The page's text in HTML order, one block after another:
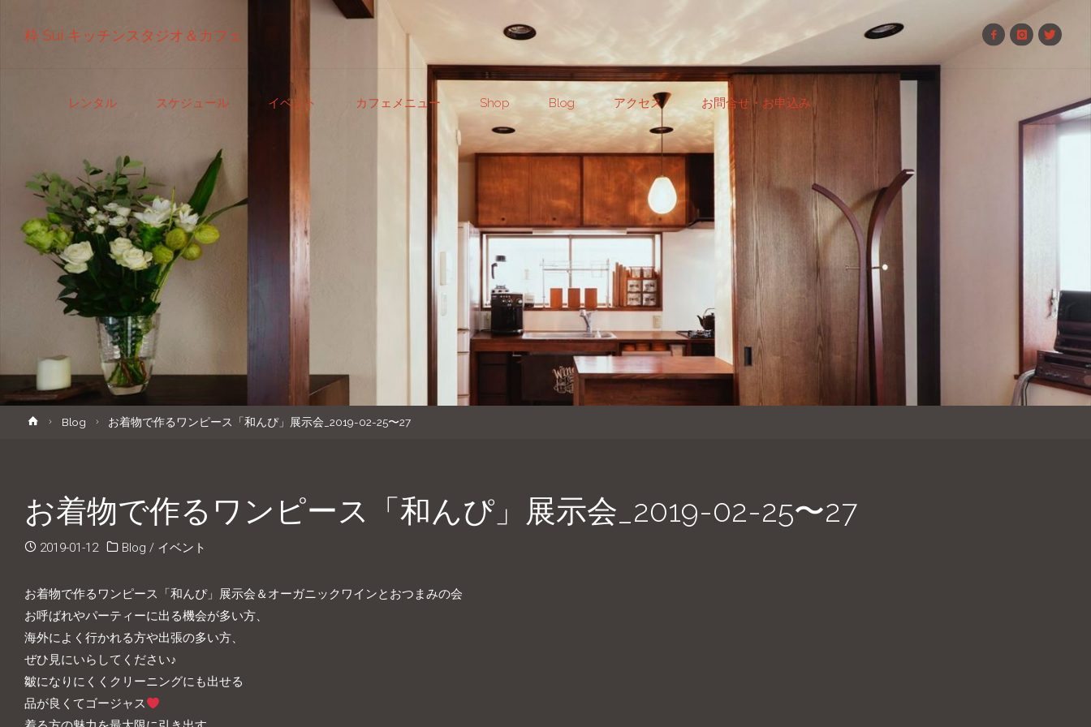
粋 Sui キッチンスタジオ＆カフェ
テ
ン
ツ
へ
キ
ッ
レンタル スケジュール イベント カフェメニュー Shop Blog アクセス お問合せ・お申込み
ホ
Blog お着物で作るワンピース「和んぴ」展示会_2019-02-25〜27
お着物で作るワンピース「和んぴ」展示会_2019-02-25〜27
2019-01-12 Blog / イベント
お着物で作るワンピース「和んぴ」展示会＆オーガニックワインとおつまみの会
お呼ばれやパーティーに出る機会が多い方、
海外によく行かれる方や出張の多い方、
ぜひ見にいらしてください♪
皺になりにくくクリーニングにも出せる
品が良くてゴージャス